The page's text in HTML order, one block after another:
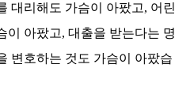
대리해도 가슴이 아팠고, 어린
이 아팠고,대출을 받는다는 명
변호하는 것도 가슴이 아팠습